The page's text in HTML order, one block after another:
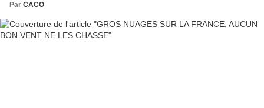
Par CACO